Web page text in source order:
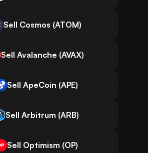
Sell Cosmos (ATOM)
Sell Avalanche (AVAX)
Sell ApeCoin (APE)
Sell Arbitrum (ARB)
Sell Optimism (OP)